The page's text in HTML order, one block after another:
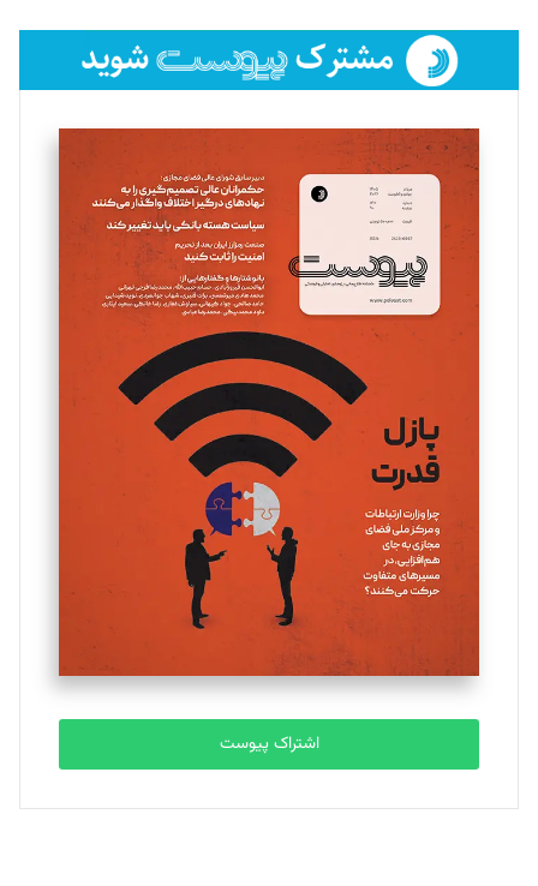
فائزه فتحی رستمی
تحریریه
سروش کرمیان
تحریریه
مینا پاکدل
یسنا امان‌پور
تحریریه
ملینا جعفری
تحریریه
مصطفی مسجدی آرانی
تحریریه
بابک نقاش
تحریریه
اشتراک پیوست